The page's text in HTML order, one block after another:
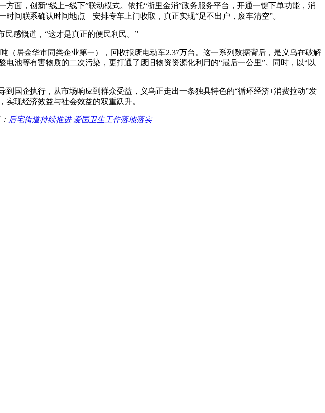
面，创新“线上+线下”联动模式。依托“浙里金消”政务服务平台，开通一键下单功能，消
间联系确认时间地点，安排专车上门收取，真正实现“足不出户，废车清空”。
民感慨道，“这才是真正的便民利民。”
（居金华市同类企业第一），回收报废电动车2.37万台。这一系列数据背后，是义乌在破解
池等有害物质的二次污染，更打通了废旧物资资源化利用的“最后一公里”。同时，以“以
国企执行，从市场响应到群众受益，义乌正走出一条独具特色的“循环经济+消费拉动”发
现经济效益与社会效益的双重跃升。
后宅街道持续推进 爱国卫生工作落地落实